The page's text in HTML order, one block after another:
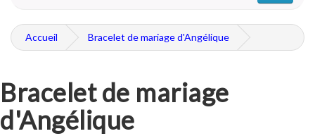
Accueil Bracelet de mariage d'Angélique
Bracelet de mariage
d'Angélique